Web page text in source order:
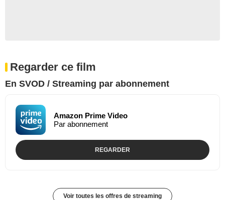
Regarder ce film
En SVOD / Streaming par abonnement
Amazon Prime Video
Par abonnement
REGARDER
Voir toutes les offres de streaming